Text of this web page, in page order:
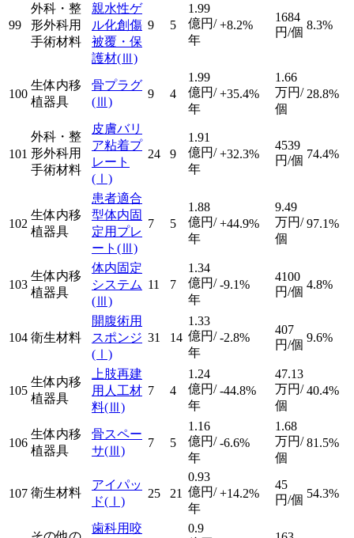
99
外科・整
形外科用
手術材料
親水性ゲ
ル化創傷
被覆・保
護材(Ⅲ)
9 5
1.99
億円/
年
+8.2%
1684
円/個
8.3%
100
生体内移
植器具
骨プラグ
(Ⅲ)
9 4
1.99
億円/
年
+35.4%
1.66
万円/
個
28.8%
101
外科・整
形外科用
手術材料
皮膚バリ
ア粘着プ
レート
(Ⅰ)
24 9
1.91
億円/
年
+32.3%
4539
円/個 74.4%
102
生体内移
植器具
患者適合
型体内固
定用プレ
ート (Ⅲ)
7 5
1.88
億円/
年
+44.9%
9.49
万円/
個
97.1%
103
生体内移
植器具
体内固定
システム
(Ⅲ)
11 7
1.34
億円/
年
-9.1%
4100
円/個
4.8%
104 衛生材料
開腹術用
スポンジ
(Ⅰ)
31 14
1.33
億円/
年
-2.8%
407
円/個
9.6%
105
生体内移
植器具
上肢再建
用人工材
料(Ⅲ)
7 4
1.24
億円/
年
-44.8%
47.13
万円/
個
40.4%
106
生体内移
植器具
骨スペー
サ(Ⅲ)
7 5
1.16
億円/
年
-6.6%
1.68
万円/
個
81.5%
107 衛生材料
アイパッ
ド(Ⅰ)
25 21
0.93
億円/
年
+14.2%
45
円/個 54.3%
歯科用咬
0.9